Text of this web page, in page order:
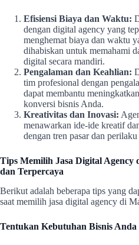
Efisiensi Biaya dan Waktu:
dengan digital agency yang
menghemat biaya dan waktu
dihabiskan untuk memahami
digital secara mandiri.
Pengalaman dan Keahlian:
tim profesional dengan
dapat membantu
konversi bisnis Anda.
Kreativitas dan Inovasi:
menawarkan ide-ide kreatif
dengan tren pasar dan
Tips Memilih Jasa Digital
dan Terpercaya
Berikut adalah beberapa tips yang
saat memilih jasa digital agency di
Tentukan Kebutuhan Bisnis Anda